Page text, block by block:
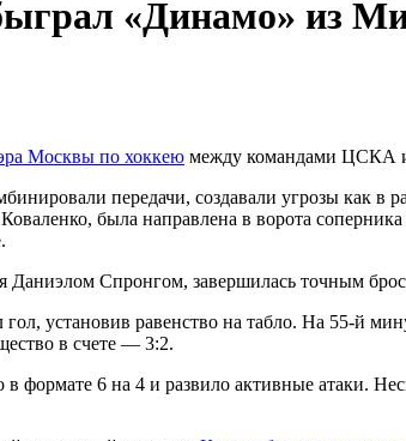
«Динамо» из
Москвы по хоккею между командами ЦСКА
передачи, создавали угрозы как в
была направлена в ворота
Спронгом, завершилась точным
установив равенство на табло. На 55-й
в счете — 3:2.
6 на 4 и развило активные атаки.